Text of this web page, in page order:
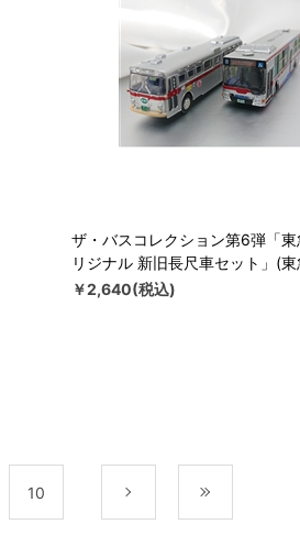
ザ・バスコレクション第6弾「東
リジナル 新旧長尺車セット」(
￥2,640(税込)
10